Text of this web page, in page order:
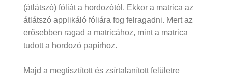
(átlátszó) fóliát a hordozótól. Ekkor a matrica az
átlátszó applikáló fóliára fog felragadni. Mert az
erősebben ragad a matricához, mint a matrica
tudott a hordozó papírhoz.
Majd a megtisztított és zsírtalanított felületre